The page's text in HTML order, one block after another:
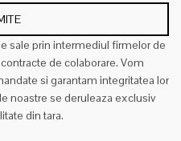
sale prin intermediul firmelor de
de colaborare. Vom
si garantam integritatea lor
noastre se deruleaza exclusiv
din tara.